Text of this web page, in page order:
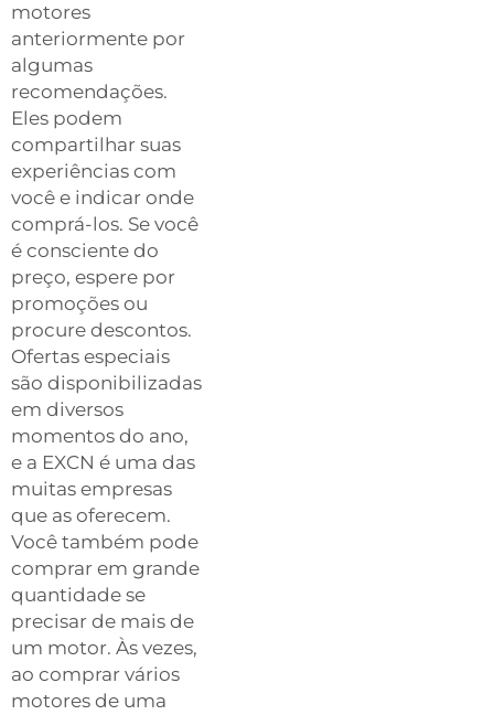
motores
anteriormente por
algumas
recomendações.
Eles podem
compartilhar suas
experiências com
você e indicar onde
comprá-los. Se você
é consciente do
preço, espere por
promoções ou
procure descontos.
Ofertas especiais
são disponibilizadas
em diversos
momentos do ano,
e a EXCN é uma das
muitas empresas
que as oferecem.
Você também pode
comprar em grande
quantidade se
precisar de mais de
um motor. Às vezes,
ao comprar vários
motores de uma